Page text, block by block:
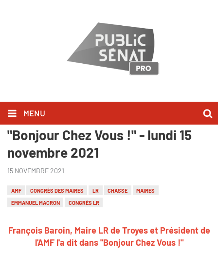
MENU
François Baroin l'a dit dans
"Bonjour Chez Vous !" - lundi 15
novembre 2021
15 NOVEMBRE 2021
AMF CONGRÈS DES MAIRES LR CHASSE
MAIRES
EMMANUEL MACRON
CONGRÈS LR
François Baroin, Maire LR de Troyes et Président de
l'AMF l'a dit dans "Bonjour Chez Vous !"